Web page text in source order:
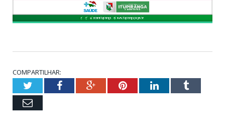
COMPARTILHAR:
TwitterFacebookGoogle+PinterestLinkedInTumblr
Email